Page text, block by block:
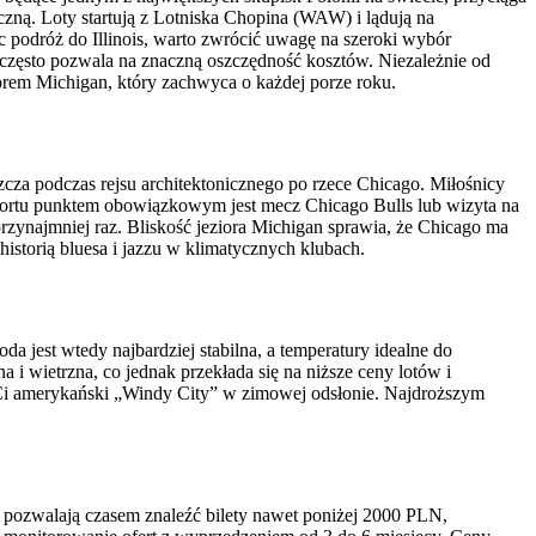
Loty startują z Lotniska Chopina (WAW) i lądują na
do Illinois, warto zwrócić uwagę na szeroki wybór
pozwala na znaczną oszczędność kosztów. Niezależnie od
Michigan, który zachwyca o każdej porze roku.
podczas rejsu architektonicznego po rzece Chicago. Miłośnicy
punktem obowiązkowym jest mecz Chicago Bulls lub wizyta na
raz. Bliskość jeziora Michigan sprawia, że Chicago ma
bluesa i jazzu w klimatycznych klubach.
jest wtedy najbardziej stabilna, a temperatury idealne do
wietrzna, co jednak przekłada się na niższe ceny lotów i
amerykański „Windy City” w zimowej odsłonie. Najdroższym
czasem znaleźć bilety nawet poniżej 2000 PLN,